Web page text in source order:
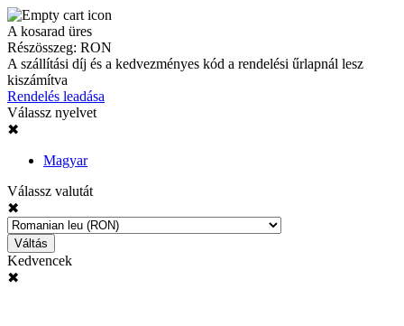
A kosarad üres
Részösszeg: RON
A szállítási díj és a kedvezményes kód a rendelési űrlapnál lesz
kiszámítva
Rendelés leadása
Válassz nyelvet
✖
Magyar
Válassz valutát
✖
Váltás
Kedvencek
✖